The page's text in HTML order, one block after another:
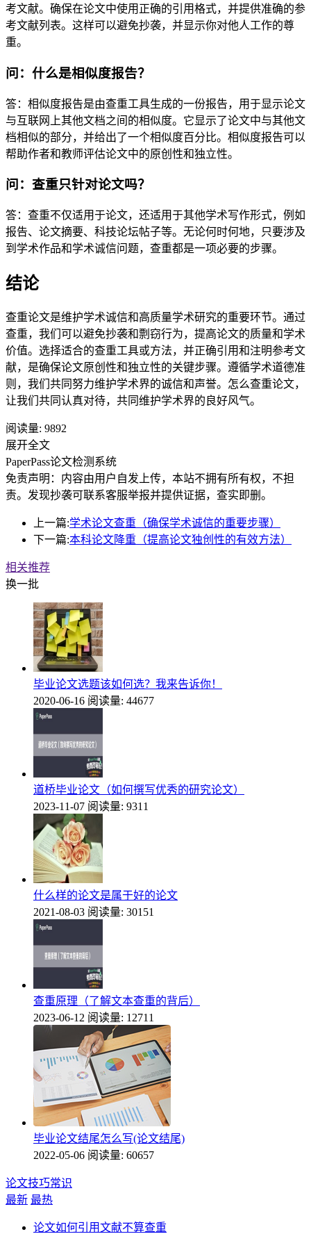
考文献。确保在论文中使用正确的引用格式，并提供准确的参
考文献列表。这样可以避免抄袭，并显示你对他人工作的尊
重。
问：什么是相似度报告？
答：相似度报告是由查重工具生成的一份报告，用于显示论文
与互联网上其他文档之间的相似度。它显示了论文中与其他文
档相似的部分，并给出了一个相似度百分比。相似度报告可以
帮助作者和教师评估论文中的原创性和独立性。
问：查重只针对论文吗？
答：查重不仅适用于论文，还适用于其他学术写作形式，例如
报告、论文摘要、科技论坛帖子等。无论何时何地，只要涉及
到学术作品和学术诚信问题，查重都是一项必要的步骤。
结论
查重论文是维护学术诚信和高质量学术研究的重要环节。通过
查重，我们可以避免抄袭和剽窃行为，提高论文的质量和学术
价值。选择适合的查重工具或方法，并正确引用和注明参考文
献，是确保论文原创性和独立性的关键步骤。遵循学术道德准
则，我们共同努力维护学术界的诚信和声誉。怎么查重论文，
让我们共同认真对待，共同维护学术界的良好风气。
阅读量: 9892
展开全文
PaperPass论文检测系统
免责声明：内容由用户自发上传，本站不拥有所有权，不担
责。发现抄袭可联系客服举报并提供证据，查实即删。
上一篇:学术论文查重（确保学术诚信的重要步骤）
下一篇:本科论文降重（提高论文独创性的有效方法）
相关推荐
换一批
毕业论文选题该如何选？我来告诉你！
2020-06-16 阅读量: 44677
道桥毕业论文（如何撰写优秀的研究论文）
2023-11-07 阅读量: 9311
什么样的论文是属于好的论文
2021-08-03 阅读量: 30151
查重原理（了解文本查重的背后）
2023-06-12 阅读量: 12711
毕业论文结尾怎么写(论文结尾)
2022-05-06 阅读量: 60657
论文技巧常识
最新 最热
论文如何引用文献不算查重